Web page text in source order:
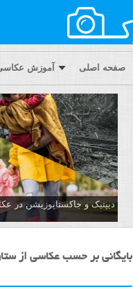
صفحه اصلی آموزش
دیپتیک و جاکستا‌پوزیشن در
بایگانی بر حسب عکاسی از